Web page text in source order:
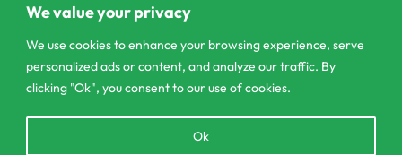
We value your privacy
We use cookies to enhance your browsing experience, serve
personalized ads or content, and analyze our traffic. By
clicking "Ok", you consent to our use of cookies.
Ok
303/3,Pelanwattha,
contact@csagrolk.com
011 2 841 996